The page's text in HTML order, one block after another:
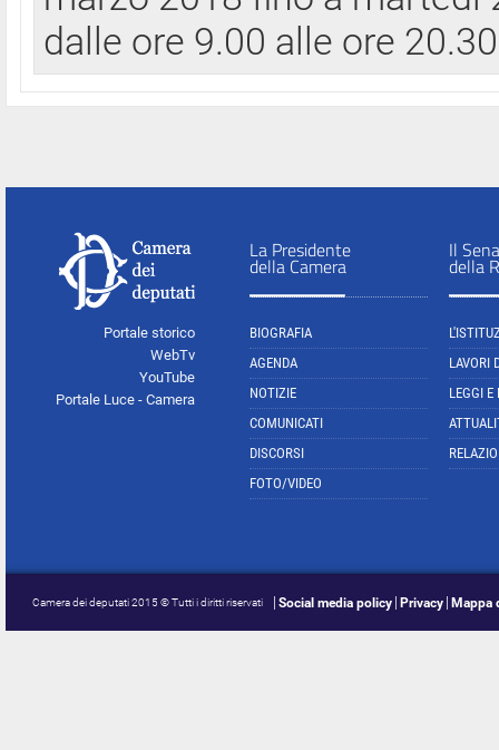
dalle ore 9.00 alle ore
Portale storico
WebTv
YouTube
Portale Luce - Camera
La Presidente
della Camera
BIOGRAFIA
AGENDA
NOTIZIE
COMUNICATI
DISCORSI
FOTO/VIDEO
Il
della
LAVORI
LEGGI E
Camera dei deputati 2015 © Tutti i diritti riservati Social media policy Privacy Mappa